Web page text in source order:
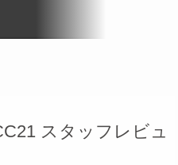
スタッフレビュ